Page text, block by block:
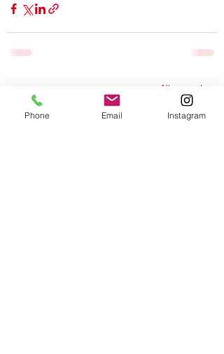
Aktuelle Beiträge Alle ansehen
Phone Email Instagram